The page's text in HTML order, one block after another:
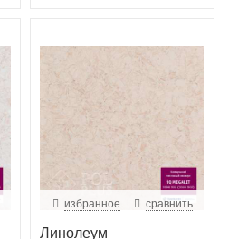
избранное сравнить
Линолеум